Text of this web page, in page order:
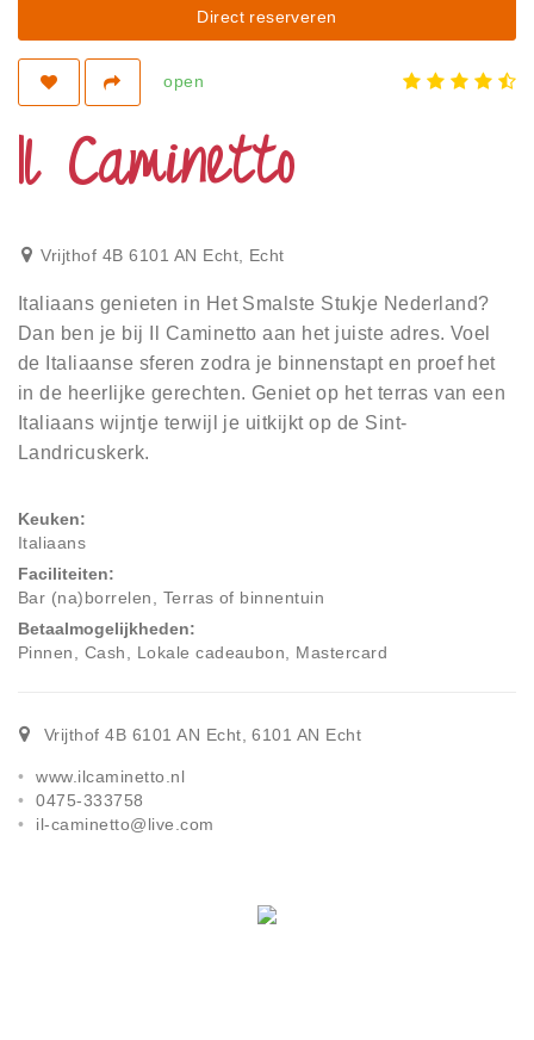
Disclaimer
Inloggen
Direct reserveren
open
Il Caminetto
Vrijthof 4B 6101 AN Echt, Echt
Italiaans genieten in Het Smalste Stukje Nederland?
Dan ben je bij Il Caminetto aan het juiste adres. Voel
de Italiaanse sferen zodra je binnenstapt en proef het
in de heerlijke gerechten. Geniet op het terras van een
Italiaans wijntje terwijl je uitkijkt op de Sint-
Landricuskerk.
Keuken
Italiaans
Faciliteiten
Bar (na)borrelen, Terras of binnentuin
Betaalmogelijkheden
Pinnen, Cash, Lokale cadeaubon, Mastercard
Vrijthof 4B 6101 AN Echt,6101 AN Echt
www.ilcaminetto.nl
0475-333758
il-caminetto@live.com